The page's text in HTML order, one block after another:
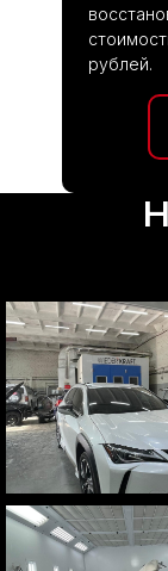
рублей.
Безопасность
Мы несём полную
ность за Ваш
Техцентр
закрытой
Лучший
Полный
по